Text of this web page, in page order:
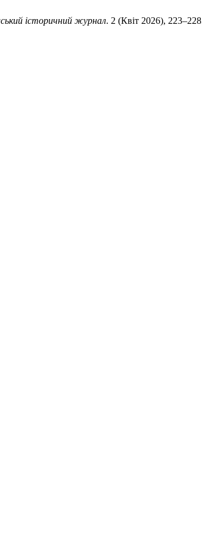
історичний журнал. 2 (Квіт 2026),